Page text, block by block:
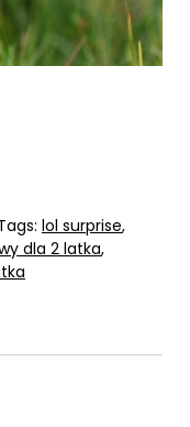
lol surprise,
dla 2 latka,